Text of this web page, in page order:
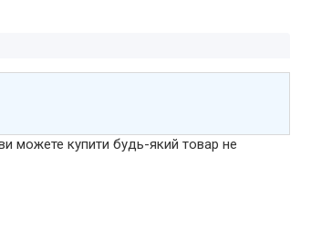
можете купити будь-який товар не